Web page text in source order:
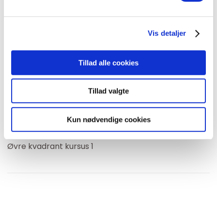
Vis detaljer
Tillad alle cookies
Tillad valgte
Kun nødvendige cookies
Ernæring, smertevidenskab og træning
Erhvervserfaring
Selvstændig massør
Kurser
Bachelor i ernæring og sundhed
Øvre kvadrant kursus 1